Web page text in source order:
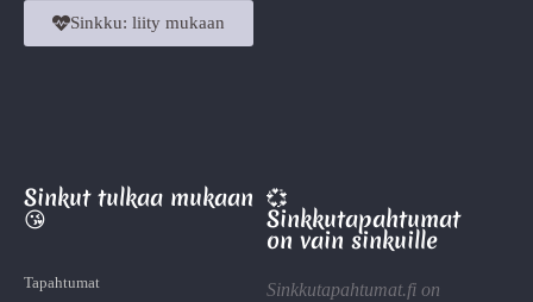
Sinkku: liity mukaan
Sinkut tulkaa mukaan
😘
Tapahtumat
💞
Sinkkutapahtumat
on vain sinkuille
Sinkkutapahtumat.fi on